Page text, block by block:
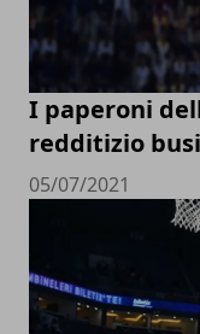
I paperoni
redditizio
05/07/2021